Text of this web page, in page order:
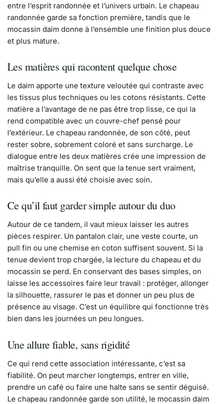
entre l’esprit randonnée et l’univers urbain. Le chapeau
randonnée garde sa fonction première, tandis que le
mocassin daim donne à l’ensemble une finition plus douce
et plus mature.
Les matières qui racontent quelque chose
Le daim apporte une texture veloutée qui contraste avec
les tissus plus techniques ou les cotons résistants. Cette
matière a l’avantage de ne pas être trop lisse, ce qui la
rend compatible avec un couvre-chef pensé pour
l’extérieur. Le chapeau randonnée, de son côté, peut
rester sobre, sobrement coloré et sans surcharge. Le
dialogue entre les deux matières crée une impression de
maîtrise tranquille. On sent que la tenue sert vraiment,
mais qu’elle a aussi été choisie avec soin.
Ce qu’il faut garder simple autour du duo
Autour de ce tandem, il vaut mieux laisser les autres
pièces respirer. Un pantalon clair, une veste courte, un
pull fin ou une chemise en coton suffisent souvent. Si la
tenue devient trop chargée, la lecture du chapeau et du
mocassin se perd. En conservant des bases simples, on
laisse les accessoires faire leur travail : protéger, allonger
la silhouette, rassurer le pas et donner un peu plus de
présence au visage. C’est un équilibre qui fonctionne très
bien dans les journées un peu longues.
Une allure fiable, sans rigidité
Ce qui rend cette association intéressante, c’est sa
fiabilité. On peut marcher longtemps, entrer en ville,
prendre un café ou faire une halte sans se sentir déguisé.
Le chapeau randonnée garde son utilité, le mocassin daim